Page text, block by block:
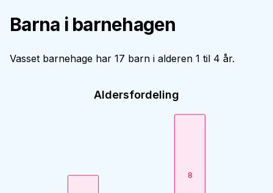
Barna i barnehagen
Vasset barnehage har 17 barn i alderen 1 til 4 år.
Aldersfordeling
8